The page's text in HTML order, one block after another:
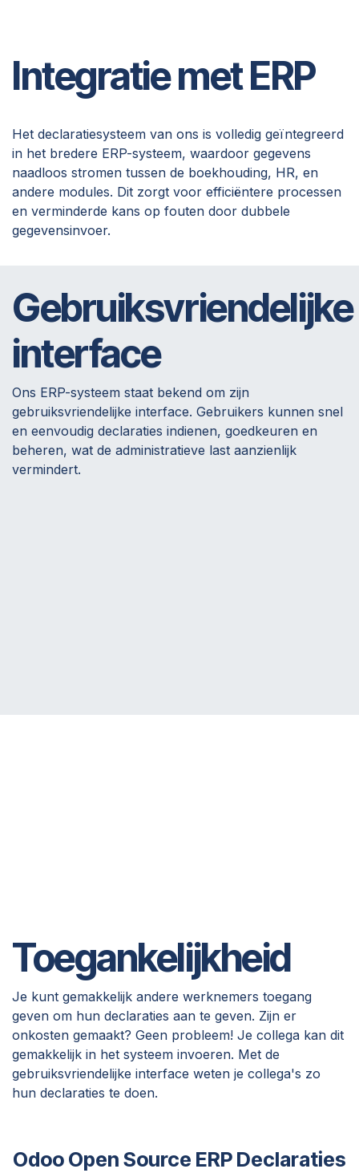
Integratie met ERP
Het declaratiesysteem van ons is volledig geïntegreerd
in het bredere ERP-systeem, waardoor gegevens
naadloos stromen tussen de boekhouding, HR, en
andere modules. Dit zorgt voor efficiëntere processen
en verminderde kans op fouten door dubbele
gegevensinvoer.
Gebruiksvriendelijke
interface
Ons ERP-systeem staat bekend om zijn
gebruiksvriendelijke interface. Gebruikers kunnen snel
en eenvoudig declaraties indienen, goedkeuren en
beheren, wat de administratieve last aanzienlijk
vermindert.
Toegankelijkheid
Je kunt gemakkelijk andere werknemers toegang
geven om hun declaraties aan te geven. Zijn er
onkosten gemaakt? Geen probleem! Je collega kan dit
gemakkelijk in het systeem invoeren. Met de
gebruiksvriendelijke interface weten je collega's zo
hun declaraties te doen.
Odoo Open Source ERP Declaraties